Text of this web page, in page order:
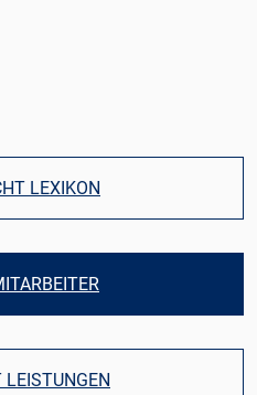
LEXIKON
LEISTUNGEN